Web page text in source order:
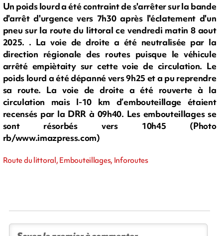
Un poids lourd a été contraint de s'arrêter sur la bande
d'arrêt d'urgence vers 7h30 après l'éclatement d'un
pneu sur la route du littoral ce vendredi matin 8 aout
2025. . La voie de droite a été neutralisée par la
direction régionale des routes puisque le véhicule
arrêté empiètaity sur cette voie de circulation. Le
poids lourd a été dépanné vers 9h25 et a pu reprendre
sa route. La voie de droite a été rouverte à la
circulation mais l-10 km d’embouteillage étaient
recensés par la DRR à 09h40. Les embouteillages se
sont résorbés vers 10h45 (Photo
rb/www.imazpress.com)
Route du littoral, Embouteillages, Inforoutes